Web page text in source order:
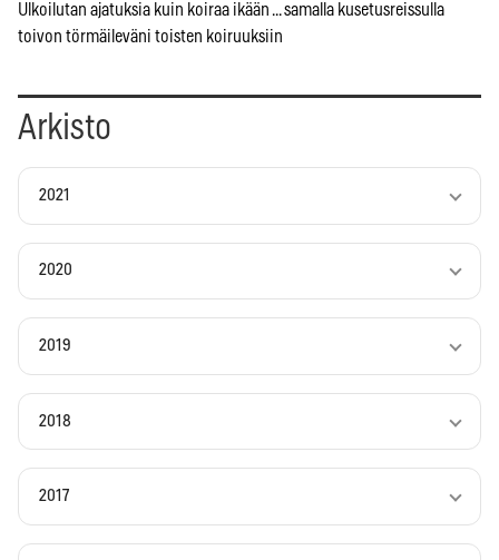
Ulkoilutan ajatuksia kuin koiraa ikään ... samalla kusetusreissulla
toivon törmäileväni toisten koiruuksiin
Arkisto
2021
2020
2019
2018
2017